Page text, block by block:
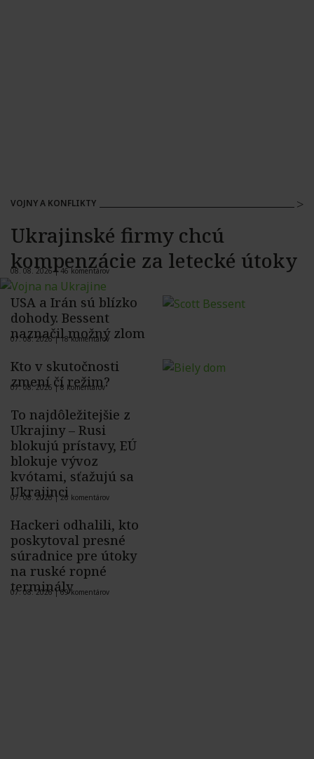
VOJNY A KONFLIKTY
Ukrajinské firmy chcú
kompenzácie za letecké útoky
08. 08. 2026 |46 komentárov
USA a Irán sú blízko
dohody. Bessent
naznačil možný zlom
07. 08. 2026 |18 komentárov
Kto v skutočnosti
zmení čí režim?
07. 08. 2026 |8 komentárov
To najdôležitejšie z
Ukrajiny – Rusi
blokujú prístavy, EÚ
blokuje vývoz
kvótami, sťažujú sa
Ukrajinci
07. 08. 2026 |26 komentárov
Hackeri odhalili, kto
poskytoval presné
súradnice pre útoky
na ruské ropné
terminály
07. 08. 2026 |69 komentárov